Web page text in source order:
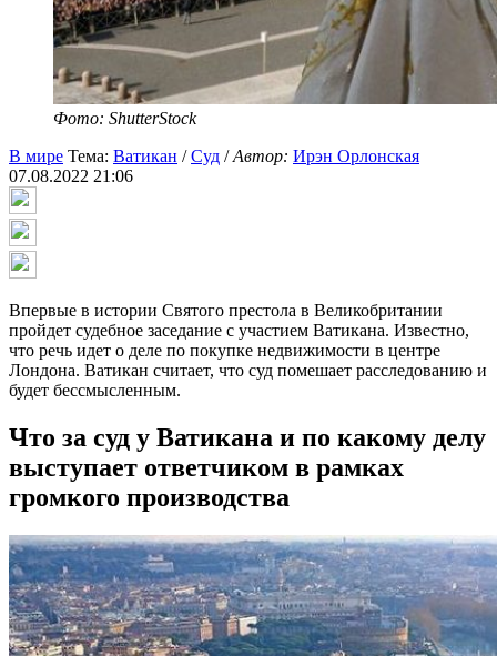
Фото: ShutterStock
В мире Тема: Ватикан /Суд /Автор: Ирэн Орлонская
07.08.2022 21:06
Впервые в истории Святого престола в Великобритании
пройдет судебное заседание с участием Ватикана. Известно,
что речь идет о деле по покупке недвижимости в центре
Лондона. Ватикан считает, что суд помешает расследованию и
будет бессмысленным.
Что за суд у Ватикана и по какому делу
выступает ответчиком в рамках
громкого производства